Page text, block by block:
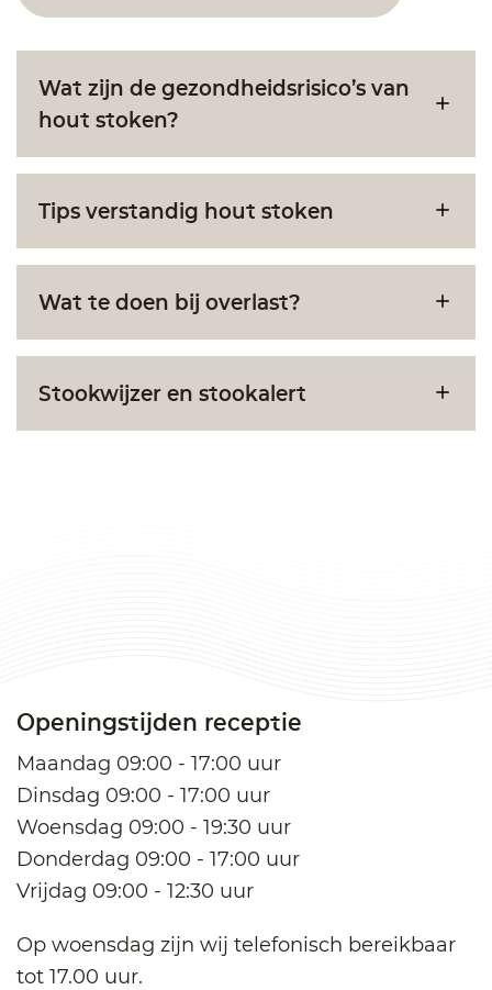
Wat zijn de gezondheidsrisico’s van
hout stoken?
Tips verstandig hout stoken
Wat te doen bij overlast?
Stookwijzer en stookalert
Openingstijden receptie
Maandag 09:00 - 17:00 uur
Dinsdag 09:00 - 17:00 uur
Woensdag 09:00 - 19:30 uur
Donderdag 09:00 - 17:00 uur
Vrijdag 09:00 - 12:30 uur
Op woensdag zijn wij telefonisch bereikbaar
tot 17.00 uur.